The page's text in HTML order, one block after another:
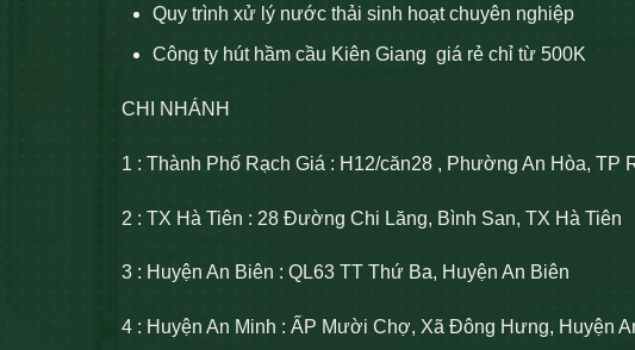
Quy trình xử lý nước thải sinh hoạt chuyên nghiệp
Công ty hút hầm cầu Kiên Giang giá rẻ chỉ từ 500K
CHI NHÁNH
1 : Thành Phố Rạch Giá : H12/căn28 , Phường An Hòa, TP
2 : TX Hà Tiên : 28 Đường Chi Lăng, Bình San, TX Hà Tiên
3 : Huyện An Biên : QL63 TT Thứ Ba, Huyện An Biên
4 : Huyện An Minh : ẤP Mười Chợ, Xã Đông Hưng, Huyện